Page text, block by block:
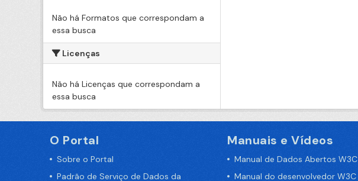
Não há Formatos que correspondam a
essa busca
Licenças
Não há Licenças que correspondam a
essa busca
O Portal
Sobre o Portal
Padrão de Serviço de Dados da
Manuais e Vídeos
Manual de Dados Abertos W3C
Manual do desenvolvedor W3C